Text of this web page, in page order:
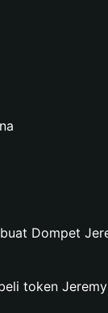
Dompet
token